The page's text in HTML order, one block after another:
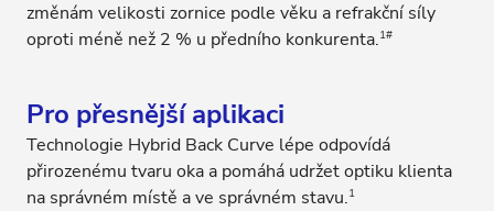
změnám velikosti zornice podle věku a refrakční síly
oproti méně než 2 % u předního konkurenta.1#
Pro přesnější aplikaci
Technologie Hybrid Back Curve lépe odpovídá
přirozenému tvaru oka a pomáhá udržet optiku klienta
na správném místě a ve správném stavu.1